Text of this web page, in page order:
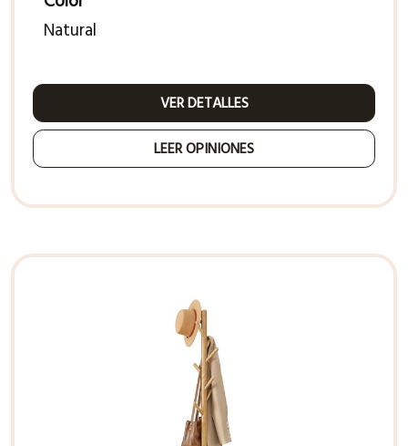
Natural
VER DETALLES
LEER OPINIONES